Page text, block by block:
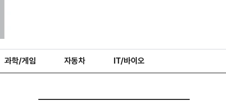
과학/게임 자동차 IT/바이오